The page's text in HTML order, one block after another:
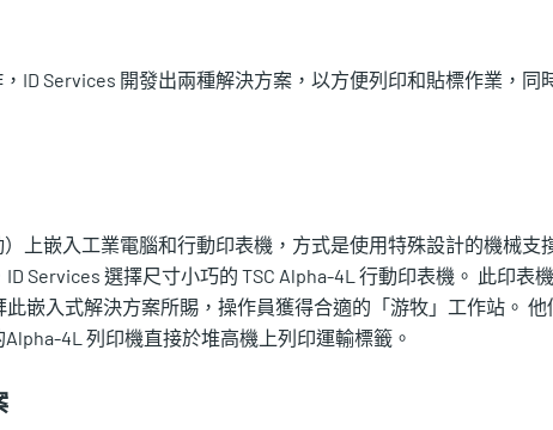
ID Services 開發出兩種解決方案，以方便列印和貼標作業，同
上嵌入工業電腦和行動印表機，方式是使用特殊設計的機械支
Services 選擇尺寸小巧的 TSC Alpha-4L 行動印表機。 此印表機
嵌入式解決方案所賜，操作員獲得合適的「游牧」工作站。 他
4L 列印機直接於堆高機上列印運輸標籤。